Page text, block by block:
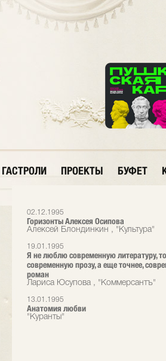
ГАСТРОЛИ ПРОЕКТЫ БУФЕТ
02.12.1995
Горизонты Алексея Осипова
Алексей Блондинкин , "Культура"
19.01.1995
Я не люблю современную литературу,
современную прозу, а еще точнее,
роман
Лариса Юсупова , "Коммерсантъ"
13.01.1995
Анатомия любви
"Куранты"